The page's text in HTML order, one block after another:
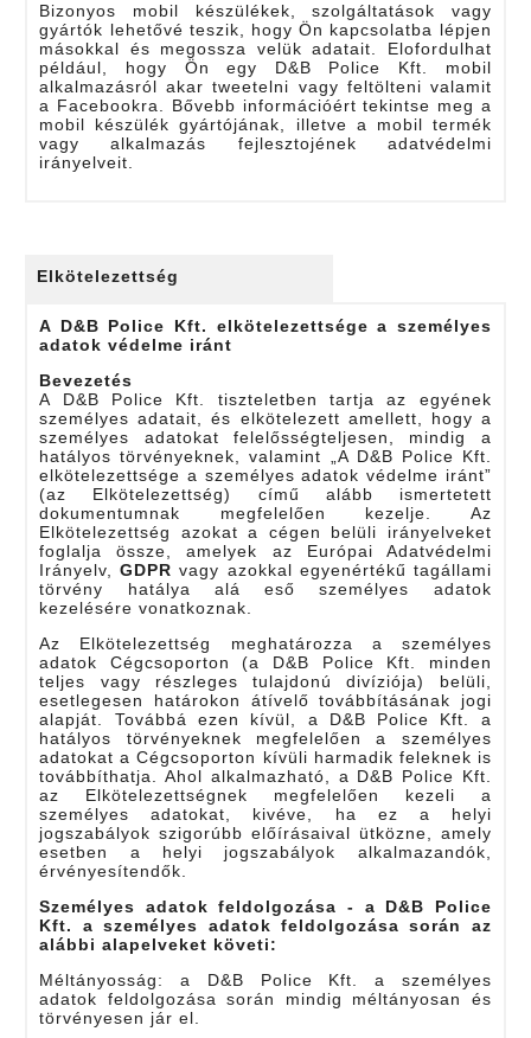
Bizonyos mobil készülékek, szolgáltatások vagy
gyártók lehetővé teszik, hogy Ön kapcsolatba lépjen
másokkal és megossza velük adatait. Elofordulhat
például, hogy Ön egy D&B Police Kft. mobil
alkalmazásról akar tweetelni vagy feltölteni valamit
a Facebookra. Bővebb információért tekintse meg a
mobil készülék gyártójának, illetve a mobil termék
vagy alkalmazás fejlesztojének adatvédelmi
irányelveit.
Elkötelezettség
A D&B Police Kft. elkötelezettsége a személyes
adatok védelme iránt
Bevezetés
A D&B Police Kft. tiszteletben tartja az egyének
személyes adatait, és elkötelezett amellett, hogy a
személyes adatokat felelősségteljesen, mindig a
hatályos törvényeknek, valamint „A D&B Police Kft.
elkötelezettsége a személyes adatok védelme iránt”
(az Elkötelezettség) című alább ismertetett
dokumentumnak megfelelően kezelje. Az
Elkötelezettség azokat a cégen belüli irányelveket
foglalja össze, amelyek az Európai Adatvédelmi
Irányelv,GDPR vagy azokkal egyenértékű tagállami
törvény hatálya alá eső személyes adatok
kezelésére vonatkoznak.
Az Elkötelezettség meghatározza a személyes
adatok Cégcsoporton (a D&B Police Kft. minden
teljes vagy részleges tulajdonú divíziója) belüli,
esetlegesen határokon átívelő továbbításának jogi
alapját. Továbbá ezen kívül, a D&B Police Kft. a
hatályos törvényeknek megfelelően a személyes
adatokat a Cégcsoporton kívüli harmadik feleknek is
továbbíthatja. Ahol alkalmazható, a D&B Police Kft.
az Elkötelezettségnek megfelelően kezeli a
személyes adatokat, kivéve, ha ez a helyi
jogszabályok szigorúbb előírásaival ütközne, amely
esetben a helyi jogszabályok alkalmazandók,
érvényesítendők.
Személyes adatok feldolgozása - a D&B Police
Kft. a személyes adatok feldolgozása során az
alábbi alapelveket követi:
Méltányosság: a D&B Police Kft. a személyes
adatok feldolgozása során mindig méltányosan és
törvényesen jár el.